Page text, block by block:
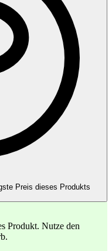
Preis dieses Produkts
Produkt. Nutze den